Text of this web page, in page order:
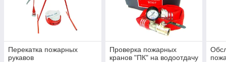
Перекатка пожарных
рукавов
Проверка пожарных
кранов "ПК" на водоотдачу